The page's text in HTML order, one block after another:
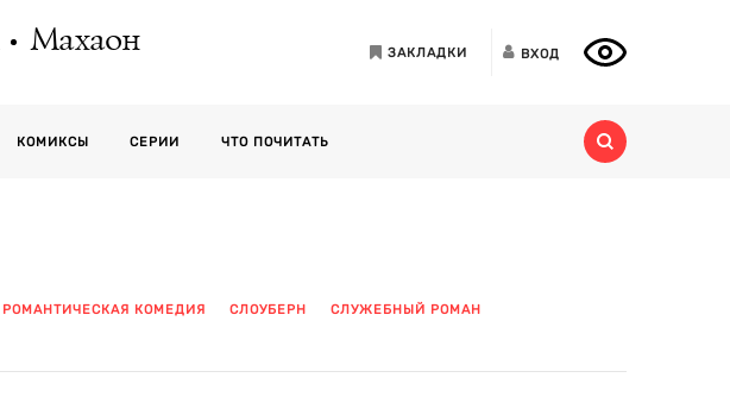
Махаон ЗАКЛАДКИ ВХОД
КОМИКСЫ СЕРИИ ЧТО ПОЧИТАТЬ
РОМАНТИЧЕСКАЯ КОМЕДИЯ СЛОУБЕРН СЛУЖЕБНЫЙ РОМАН